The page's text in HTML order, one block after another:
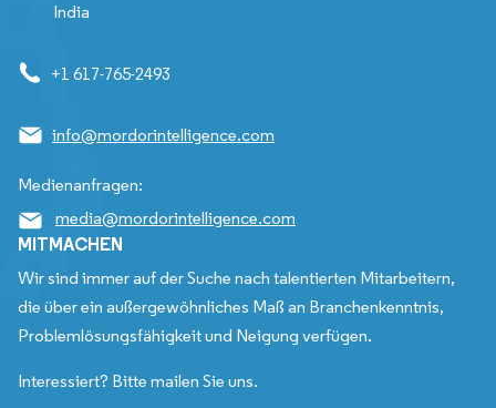
India
+1 617-765-2493
info@mordorintelligence.com
Medienanfragen:
media@mordorintelligence.com
MITMACHEN
Wir sind immer auf der Suche nach talentierten Mitarbeitern,
die über ein außergewöhnliches Maß an Branchenkenntnis,
Problemlösungsfähigkeit und Neigung verfügen.
Interessiert? Bitte mailen Sie uns.